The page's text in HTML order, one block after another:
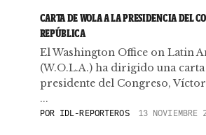
CARTA DE WOLA A LA PRESIDENCIA DEL
REPÚBLICA
El Washington Office on Latin
(W.O.L.A.) ha dirigido una
presidente del Congreso,
...
POR IDL-REPORTEROS 13 NOVIEMBRE